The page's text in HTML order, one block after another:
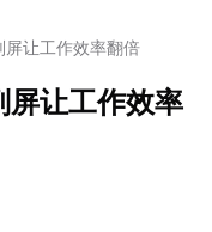
让工作效率翻倍
屏让工作效率